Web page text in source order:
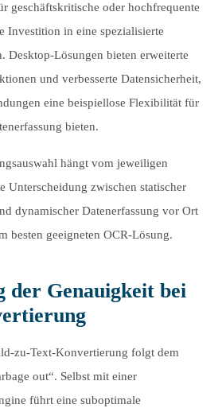
geschäftskritische oder hochfrequente
Investition in eine spezialisierte
Desktop-Lösungen bieten erweiterte
und verbesserte Datensicherheit,
eine beispiellose Flexibilität für
bieten.
hängt vom jeweiligen
Unterscheidung zwischen statischer
dynamischer Datenerfassung vor Ort
besten geeigneten OCR-Lösung.
der Genauigkeit bei
zu-Text-Konvertierung folgt dem
out“. Selbst mit einer
führt eine suboptimale